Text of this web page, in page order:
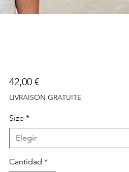
42,00 €Precio
LIVRAISON GRATUITE
Size *
Elegir
Cantidad *